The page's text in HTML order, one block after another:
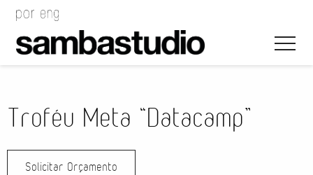
Troféu Meta “Datacamp”
Solicitar Orçamento